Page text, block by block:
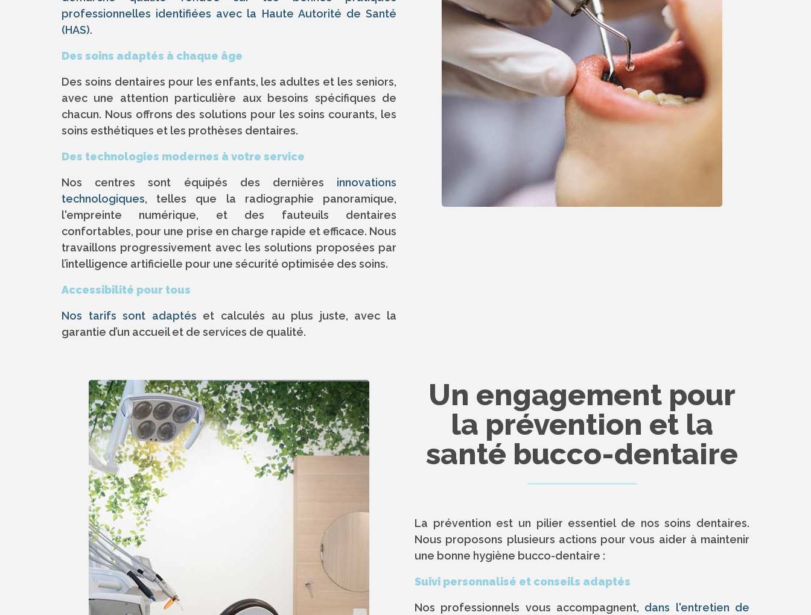
professionnelles identifiées avec la Haute Autorité de Santé
(HAS).
Des soins adaptés à chaque âge
Des soins dentaires pour les enfants, les adultes et les seniors,
avec une attention particulière aux besoins spécifiques de
chacun. Nous offrons des solutions pour les soins courants, les
soins esthétiques et les prothèses dentaires.
Des technologies modernes à votre service
Nos centres sont équipés des dernières innovations
technologiques, telles que la radiographie panoramique,
l'empreinte numérique, et des fauteuils dentaires
confortables, pour une prise en charge rapide et efficace. Nous
travaillons progressivement avec les solutions proposées par
l’intelligence artificielle pour une sécurité optimisée des soins.
Accessibilité pour tous
Nos tarifs sont adaptés et calculés au plus juste, avec la
garantie d’un accueil et de services de qualité.
Un engagement pour
la prévention et la
santé bucco-dentaire
La prévention est un pilier essentiel de nos soins dentaires.
Nous proposons plusieurs actions pour vous aider à maintenir
une bonne hygiène bucco-dentaire :
Suivi personnalisé et conseils adaptés
Nos professionnels vous accompagnent, dans l'entretien de